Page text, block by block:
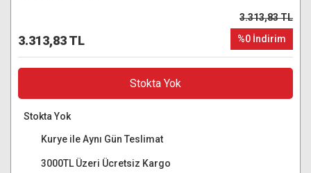
3.313,83 TL
3.313,83 TL
%0 İndirim
Stokta Yok
Stokta Yok
Kurye ile Aynı Gün Teslimat
3000TL Üzeri Ücretsiz Kargo